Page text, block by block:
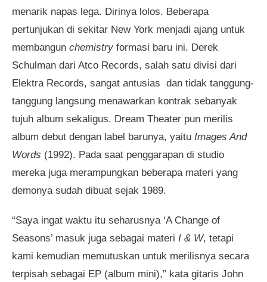
menarik napas lega. Dirinya lolos. Beberapa
pertunjukan di sekitar New York menjadi ajang untuk
membangun chemistry formasi baru ini. Derek
Schulman dari Atco Records, salah satu divisi dari
Elektra Records, sangat antusias dan tidak tanggung-
tanggung langsung menawarkan kontrak sebanyak
tujuh album sekaligus. Dream Theater pun merilis
album debut dengan label barunya, yaitu Images And
Words (1992). Pada saat penggarapan di studio
mereka juga merampungkan beberapa materi yang
demonya sudah dibuat sejak 1989.
“Saya ingat waktu itu seharusnya ‘A Change of
Seasons’ masuk juga sebagai materi I & W, tetapi
kami kemudian memutuskan untuk merilisnya secara
terpisah sebagai EP (album mini),” kata gitaris John